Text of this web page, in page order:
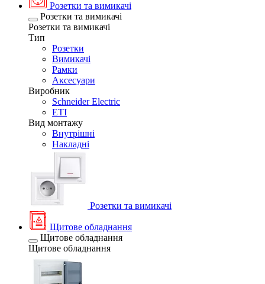
Розетки та вимикачі
Розетки та вимикачі
Розетки та вимикачі
Тип
Розетки
Вимикачі
Рамки
Аксесуари
Виробник
Schneider Electric
ETI
Вид монтажу
Внутрішні
Накладні
Розетки та вимикачі
Щитове обладнання
Щитове обладнання
Щитове обладнання